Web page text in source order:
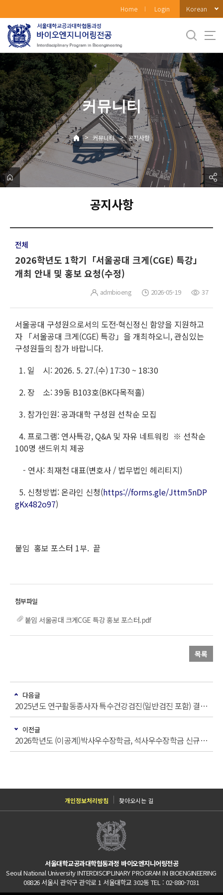
로
메
뉴
Home Login Korean
커뮤니티
> 커뮤니티 > 공지사항
공지사항
전체
2026학년도 1학기「서울공대 크게(CGE) 특강」
개최 안내 및 홍보 요청(수정)
admbioeng 2026-05-19 37
서울공대 구성원으로서의 도전·혁신정신 함양을 지원하고
자 「서울공대 크게(CGE) 특강」을 개최하오니, 관심있는
구성원들의 참가 바랍니다.
1. 일 시: 2026. 5. 27.(수) 17:30 ~ 18:30
2. 장 소: 39동 B103호(BK다목적홀)
3. 참가인원: 공과대학 구성원 선착순 모집
4. 프로그램: 연사특강, Q&A 및 자유 네트워킹 ※ 선착순
100명 샌드위치 제공
- 연사: 최재천 대표(변호사 / 법무법인 헤리티지)
5. 신청방법: 온라인 신청(https://forms.gle/Jttm5nDP
gKx482o97)
붙임 홍보 포스터 1부. 끝
붙임 서울공대 크게CGE 특강 홍보 포스터.pdf
목록
다음글
2025년도 연구활동종사자 특수건강검진(일반검진 포함) 결과 안내
이전글
2026학년도 (이공계)박사우수장학금, 석사우수장학금 신규장학생 추천 의뢰
개인정보처리방침 찾아오시는 길
서울대학교공과대학협동과정 바이오엔지니어링전공
Seoul National University INTERDISCIPLINARY PROGRAM IN BIOENGINEERING
08826 서울시 관악구 관악로 1 서울대학교 302동 TEL : 02-880-7031